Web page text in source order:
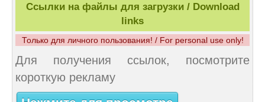
Ссылки на файлы для загрузки / Download
links
Только для личного пользования! / For personal use only!
Для получения ссылок, посмотрите
короткую рекламу